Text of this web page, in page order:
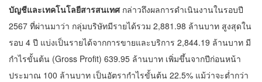
บัญชีและเทคโนโลยีสารสนเทศ กล่าวถึงผลการดำเนินงานในรอบปี
2567 ที่ผ่านมาว่า​ กลุ่มบริษัทมีรายได้รวม 2,881.98 ล้านบาท สูงสุดใน
รอบ 4 ปี แบ่งเป็นรายได้จากการขายและบริการ 2,844.19 ล้านบาท มี
กำไรขั้นต้น (Gross Profit) 639.95 ล้านบาท เพิ่มขึ้นจากปีก่อนหน้า
ประมาณ 100 ล้านบาท เป็นอัตรากำไรขั้นต้น 22.5% แม้ว่าจะต่ำกว่า